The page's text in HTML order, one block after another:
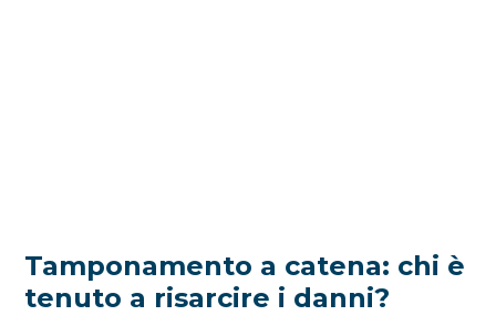
Tamponamento a catena: chi è
tenuto a risarcire i danni?